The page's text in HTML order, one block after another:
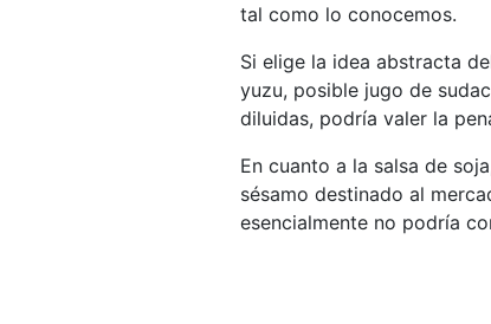
tal como lo conocemos.
Si elige la idea abstracta
yuzu, posible jugo de
diluidas, podría valer la
En cuanto a la salsa de
sésamo destinado al
esencialmente no podría